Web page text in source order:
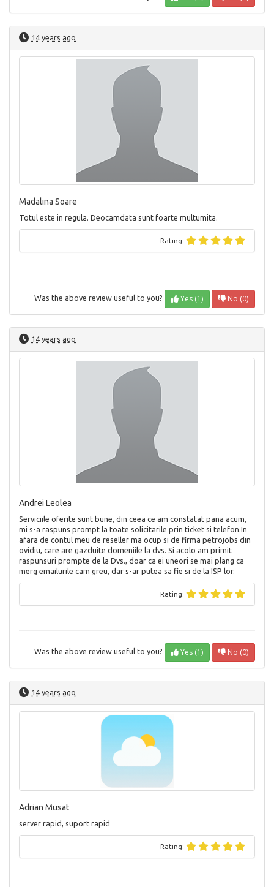
14 years ago
Madalina Soare
Totul este in regula. Deocamdata sunt foarte multumita.
Rating:
Was the above review useful to you? Yes (1) No (0)
14 years ago
Andrei Leolea
Serviciile oferite sunt bune, din ceea ce am constatat pana acum,
mi s-a raspuns prompt la toate solicitarile prin ticket si telefon.In
afara de contul meu de reseller ma ocup si de firma petrojobs din
ovidiu, care are gazduite domeniile la dvs. Si acolo am primit
raspunsuri prompte de la Dvs., doar ca ei uneori se mai plang ca
merg emailurile cam greu, dar s-ar putea sa fie si de la ISP lor.
Rating:
Was the above review useful to you? Yes (1) No (0)
14 years ago
Adrian Musat
server rapid, suport rapid
Rating: